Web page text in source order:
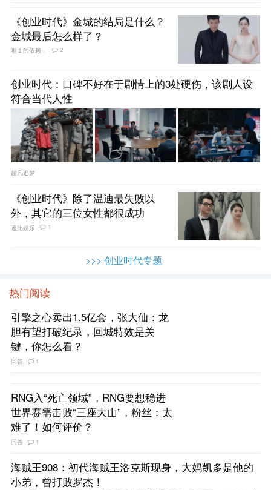
《创业时代》金城的结局是什么？
金城最后怎么样了？
唯１的依赖╮ 2
创业时代：口碑不好在于剧情上的3处硬伤，该剧人设
符合当代人性
超凡追梦
《创业时代》除了温迪最失败以
外，其它的三位女性都很成功
逗比娱乐 1
>>> 创业时代专题
热门阅读
引擎之心卖出1.5亿套，张大仙：龙
胆有望打破纪录，回城特效是关
键，你怎么看？
问答 1
RNG入“死亡领域”，RNG要想稳进
世界赛需击败“三座大山”，粉丝：太
难了！如何评价？
问答 1
海贼王908：初代海贼王洛克斯现身，大妈凯多是他的
小弟，曾打败罗杰！